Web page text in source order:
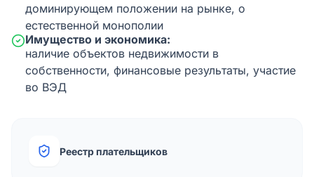
доминирующем положении на рынке, о
естественной монополии
Имущество и экономика:
наличие объектов недвижимости в
собственности, финансовые результаты, участие
во ВЭД
Реестр плательщиков